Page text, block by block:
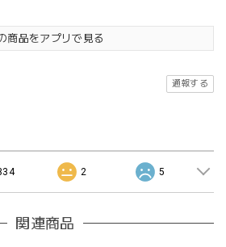
商品をアプリで見る
通報する
2 5
関連商品